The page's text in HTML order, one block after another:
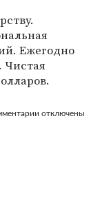
Ежегодно
Чистая
отключены